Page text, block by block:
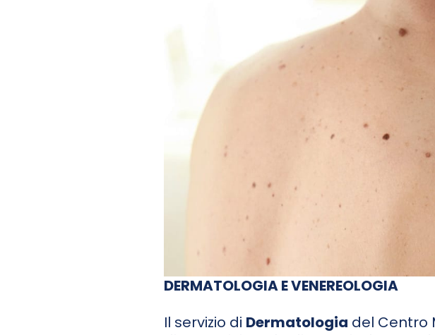
DERMATOLOGIA E VENEREOLOGIA
Il servizio di Dermatologia del Centro